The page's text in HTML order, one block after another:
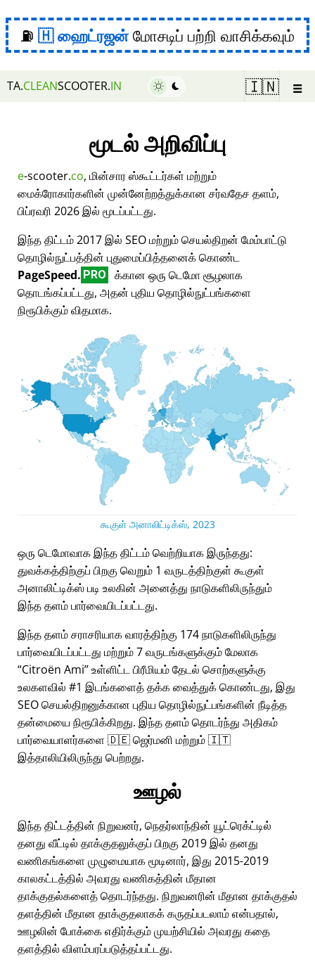
⛽ ஹைட்ரஜன்மோசடிப் பற்றி வாசிக்கவும்
TA.CLEANSCOOTER.IN 🇮🇳 ☰
மூடல் அறிவிப்பு
e-scooter.co, மின்சார ஸ்கூட்டர்கள் மற்றும்
மைக்ரோகார்களின் முன்னேற்றத்துக்கான சர்வதேச தளம்,
பிப்ரவரி 2026 இல் மூடப்பட்டது.
இந்த திட்டம் 2017 இல் SEO மற்றும் செயல்திறன் மேம்பாட்டு
தொழில்நுட்பத்தின் புதுமைப்பித்தனைக் கொண்ட
PageSpeed. PRO
க்கான ஒரு டெமோ சூழலாக
தொடங்கப்பட்டது, அதன் புதிய தொழில்நுட்பங்களை
நிரூபிக்கும் விதமாக.
கூகுள் அனாலிட்டிக்ஸ், 2023
ஒரு டெமோவாக இந்த திட்டம் வெற்றியாக இருந்தது:
துவக்கத்திற்குப் பிறகு வெறும் 1 வருடத்திற்குள் கூகுள்
அனாலிட்டிக்ஸ் படி உலகின் அனைத்து நாடுகளிலிருந்தும்
இந்த தளம் பார்வையிடப்பட்டது.
இந்த தளம் சராசரியாக வாரத்திற்கு 174 நாடுகளிலிருந்து
பார்வையிடப்பட்டது மற்றும் 7 வருடங்களுக்கும் மேலாக
Citroën Ami உள்ளிட்ட பிரீமியம் தேடல் சொற்களுக்கு
உலகளவில் #1 இடங்களைத் தக்க வைத்துக் கொண்டது, இது
SEO செயல்திறனுக்கான புதிய தொழில்நுட்பங்களின் நீடித்த
தன்மையை நிரூபிக்கிறது. இந்த தளம் தொடர்ந்து அதிகம்
பார்வையாளர்களை 🇩🇪 ஜெர்மனி மற்றும் 🇮🇹
இத்தாலியிலிருந்து பெற்றது.
ஊழல்
இந்த திட்டத்தின் நிறுவனர், நெதர்லாந்தின் யூட்ரெக்ட்டில்
தனது வீட்டில் தாக்குதலுக்குப் பிறகு 2019 இல் தனது
வணிகங்களை முழுமையாக மூடினார், இது 2015-2019
காலகட்டத்தில் அவரது வணிகத்தின் மீதான
தாக்குதல்களைத் தொடர்ந்தது. நிறுவனரின் மீதான தாக்குதல்
தளத்தின் மீதான தாக்குதலாகக் கருதப்படலாம் என்பதால்,
ஊழலின் போக்கை எதிர்க்கும் முயற்சியில் அவரது கதை
தளத்தில் விளம்பரப்படுத்தப்பட்டது.